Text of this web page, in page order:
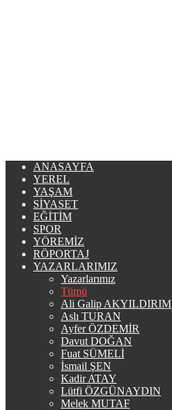
ANASAYFA
YEREL
YAŞAM
SIYASET
EĞITIM
SPOR
YÖREMIZ
RÖPORTAJ
YAZARLARIMIZ
Yazarlarımız
Tümü
Ali Galip AKYILDIRIM
Aslı TURAN
Ayfer ÖZDEMİR
Davut DOĞAN
Fuat SÜMELİ
İsmail ŞEN
Kadir ATAY
Lütfi ÖZGÜNAYDIN
Melek MUTAF